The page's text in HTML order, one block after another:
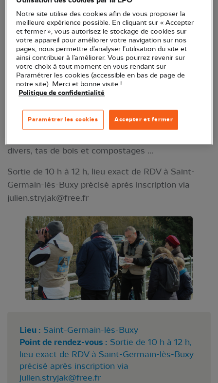
Par Julien Stryjak, dans le cadre de l'Atlas de la
biodiversité intercommunale de la communauté de
communes Sud Côte Chalonnaise
Venez découvrir et partager des idées pratiques
pour faire de nos jardins des oasis de biodiversité
en visitant le refuge des Griffons à Saint-Germain-
lès-Buxy (inscrit en Refuge LPO). Dans cet espace
de 60 ares se mêlent verger, ruches, haies, mare et
pelouse sauvage, le tout aménagé en favorisant la
divers, tas de bois et compostages ...
Sortie de 10 h à 12 h, lieu exact de RDV à Saint-
Germain-lès-Buxy précisé après inscription via
julien.stryjak@free.fr
Lieu : Saint-Germain-lès-Buxy
Point de rendez-vous : Sortie de 10 h à 12 h,
lieu exact de RDV à Saint-Germain-lès-Buxy
précisé après inscription via
julien.stryjak@free.fr
Notre site utilise des cookies afin de vous proposer la
meilleure expérience possible. En cliquant sur « Accepter
et fermer », vous autorisez le stockage de cookies sur
votre appareil pour améliorer votre navigation sur nos
pages, nous permettre d’analyser l’utilisation du site et
ainsi contribuer à l’améliorer. Vous pourrez revenir sur
votre choix à tout moment en vous rendant sur
Paramétrer les cookies (accessible en bas de page de
notre site). Merci et bonne visite !
Politique de confidentialité
Accepter et fermer
Paramétrer les cookies